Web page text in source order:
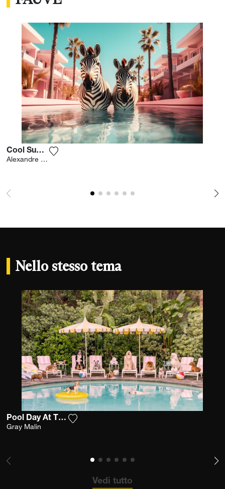
Cool Summer
Alexandre Fauve
Nello stesso tema
Pool Day At The Parker
Gray Malin
Vedi tutto